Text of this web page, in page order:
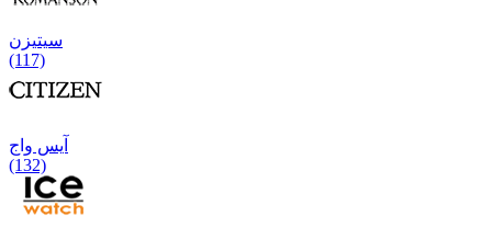
سیتیزن
(117)
آیس واج
(132)